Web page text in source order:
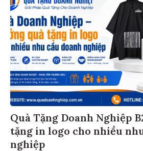
Quà Tặng Doanh Nghiệp
tặng in logo cho nhiều
nghiệp